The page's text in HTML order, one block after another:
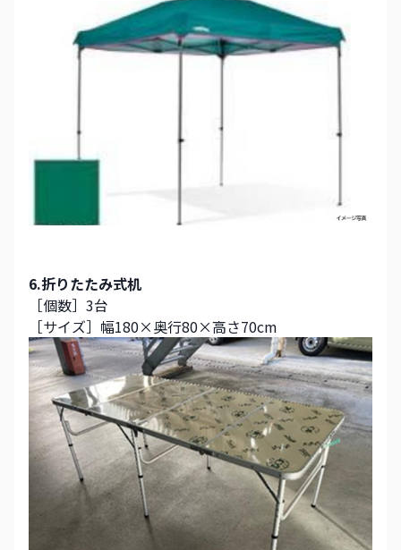
6.折りたたみ式机
［個数］3台
［サイズ］幅180×奥行80×高さ70cm